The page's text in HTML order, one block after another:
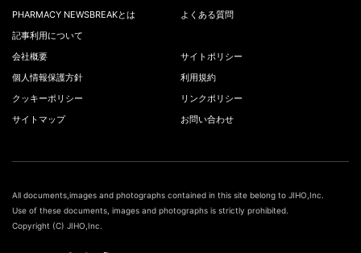
PHARMACY NEWSBREAKとは
よくある質問
記事利用について
会社概要
サイトポリシー
個人情報保護方針
利用規約
クッキーポリシー
リンクポリシー
サイトマップ
お問い合わせ
All documents,images and photographs contained in this site belong to JIHO,Inc.
Use of these documents, images and photographs is strictly prohibited.
Copyright (C) JIHO,Inc.